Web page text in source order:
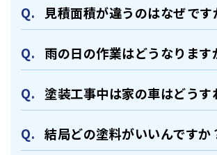
⾒積⾯積が違うのはなぜです
⾬の日の作業はどうなります
塗装⼯事中は家の⾞はどうす
結局どの塗料がいいんですか